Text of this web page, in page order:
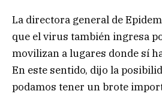
La directora general de
que el virus también ingresa
movilizan a lugares donde sí
En este sentido, dijo la
podamos tener un brote